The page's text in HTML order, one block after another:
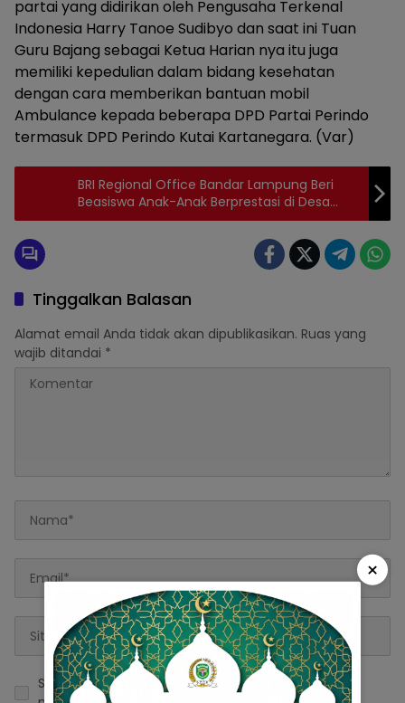
partai yang didirikan oleh Pengusaha Terkenal
Indonesia Harry Tanoe Sudibyo dan saat ini Tuan
Guru Bajang sebagai Ketua Harian nya itu juga
memiliki kepedulian dalam bidang kesehatan
dengan cara memberikan bantuan mobil
Ambulance kepada beberapa DPD Partai Perindo
termasuk DPD Perindo Kutai Kartanegara. (Var)
BRI Regional Office Bandar Lampung Beri
Beasiswa Anak-Anak Berprestasi di Desa
BRILiaN Lampung dan Bengkulu
Tinggalkan Balasan
Alamat email Anda tidak akan dipublikasikan. Ruas yang
wajib ditandai *
Simpan nama, email, dan situs web saya pada
×